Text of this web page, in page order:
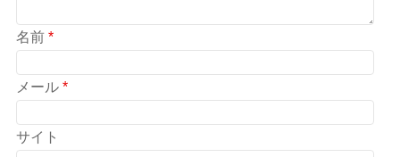
名前*
メール*
サイト